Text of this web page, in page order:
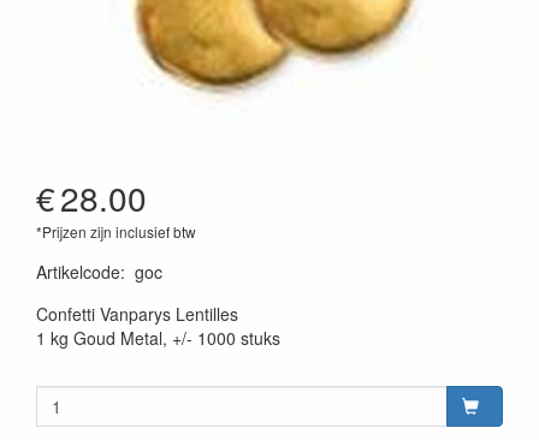
€28.00
*Prijzen zijn inclusief btw
Artikelcode: goc
Confetti Vanparys Lentilles
1 kg Goud Metal, +/- 1000 stuks